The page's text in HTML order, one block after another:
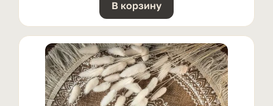
В корзину